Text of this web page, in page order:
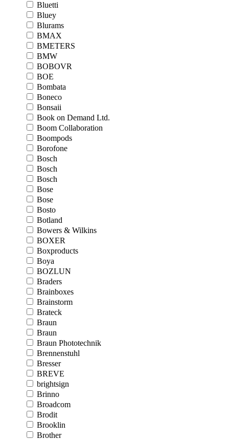
Bluetti
Bluey
Blurams
BMAX
BMETERS
BMW
BOBOVR
BOE
Bombata
Boneco
Bonsaii
Book on Demand Ltd.
Boom Collaboration
Boompods
Borofone
Bosch
Bosch
Bosch
Bose
Bose
Bosto
Botland
Bowers & Wilkins
BOXER
Boxproducts
Boya
BOZLUN
Braders
Brainboxes
Brainstorm
Brateck
Braun
Braun
Braun Phototechnik
Brennenstuhl
Bresser
BREVE
brightsign
Brinno
Broadcom
Brodit
Brooklin
Brother